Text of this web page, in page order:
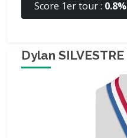
Score 1er tour : 0.8%
Dylan SILVESTRE